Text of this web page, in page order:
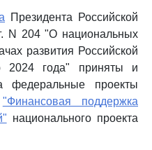
Президента Российской
N 204 "О национальных
развития Российской
2024 года" приняты и
федеральные проекты
"Финансовая поддержка
национального проекта